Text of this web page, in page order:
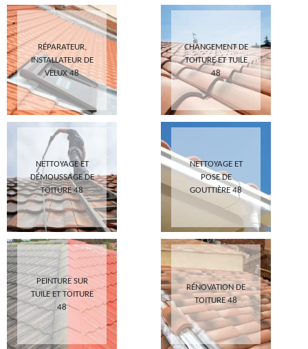
RÉPARATEUR,
INSTALLATEUR DE
VELUX 48
CHANGEMENT DE
TOITURE ET TUILE
48
NETTOYAGE ET
DÉMOUSSAGE DE
TOITURE 48
NETTOYAGE ET
POSE DE
GOUTTIÈRE 48
PEINTURE SUR
TUILE ET TOITURE
48
RÉNOVATION DE
TOITURE 48